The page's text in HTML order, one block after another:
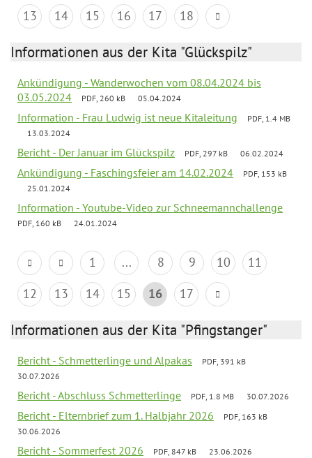
13
14 15 16 17 18
Informationen aus der Kita "Glückspilz"
Ankündigung - Wanderwochen vom 08.04.2024 bis
03.05.2024
PDF, 260 kB 05.04.2024
Information - Frau Ludwig ist neue Kitaleitung
PDF, 1.4 MB
13.03.2024
Bericht - Der Januar im Glückspilz PDF, 297 kB 06.02.2024
Ankündigung - Faschingsfeier am 14.02.2024
PDF, 153 kB
25.01.2024
Information - Youtube-Video zur Schneemannchallenge
PDF, 160 kB 24.01.2024
1 ... 8 9 10
11
12
13 14 15 16 17
Informationen aus der Kita "Pfingstanger"
Bericht - Schmetterlinge und Alpakas
PDF, 391 kB
30.07.2026
Bericht - Abschluss Schmetterlinge PDF, 1.8 MB 30.07.2026
Bericht - Elternbrief zum 1. Halbjahr 2026
PDF, 163 kB
30.06.2026
Bericht - Sommerfest 2026 PDF, 847 kB 23.06.2026